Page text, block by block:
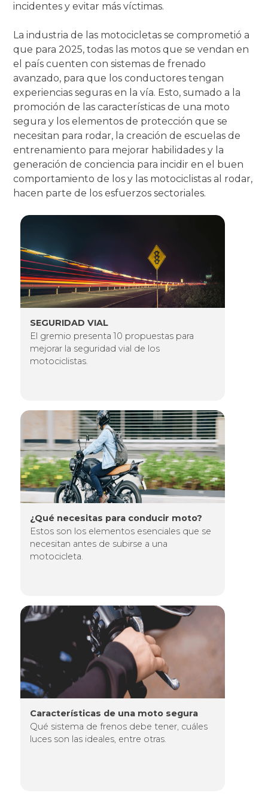
incidentes y evitar más víctimas.
La industria de las motocicletas se comprometió a
que para 2025, todas las motos que se vendan en
el país cuenten con sistemas de frenado
avanzado, para que los conductores tengan
experiencias seguras en la vía. Esto, sumado a la
promoción de las características de una moto
segura y los elementos de protección que se
necesitan para rodar, la creación de escuelas de
entrenamiento para mejorar habilidades y la
generación de conciencia para incidir en el buen
comportamiento de los y las motociclistas al rodar,
hacen parte de los esfuerzos sectoriales.
Imagen
SEGURIDAD VIAL
El gremio presenta 10 propuestas para
mejorar la seguridad vial de los
motociclistas.
Imagen
¿Qué necesitas para conducir moto?
Estos son los elementos esenciales que se
necesitan antes de subirse a una
motocicleta.
Imagen
Características de una moto segura
Qué sistema de frenos debe tener, cuáles
luces son las ideales, entre otras.